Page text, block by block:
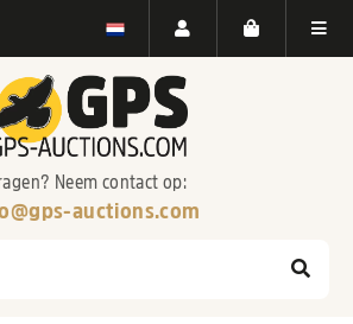
Neem contact op:
auctions.com